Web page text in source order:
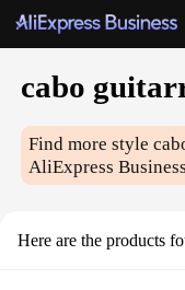
cabo
Find more style
AliExpress Business
Here are the products